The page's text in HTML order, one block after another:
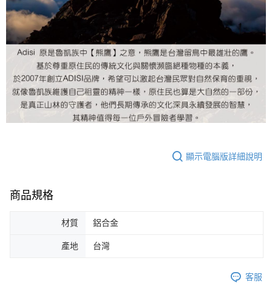
顯示電腦版詳細說明
商品規格
材質 鋁合金
產地 台灣
客服